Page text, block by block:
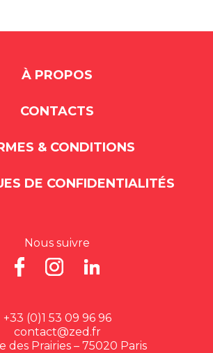
À PROPOS
CONTACTS
& CONDITIONS
DE CONFIDENTIALITÉS
Nous suivre
+33 (0)1 53 09 96 96
contact@zed.fr
des Prairies – 75020 Paris